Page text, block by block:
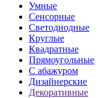
Умные
Сенсорные
Светодиодные
Круглые
Квадратные
Прямоугольные
С абажуром
Дизайнерские
Декоративные